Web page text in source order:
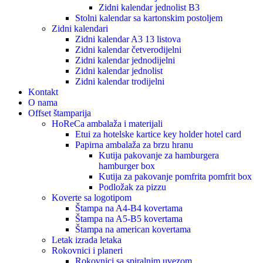
Zidni kalendar jednolist B3
Stolni kalendar sa kartonskim postoljem
Zidni kalendari
Zidni kalendar A3 13 listova
Zidni kalendar četverodijelni
Zidni kalendar jednodijelni
Zidni kalendar jednolist
Zidni kalendar trodijelni
Kontakt
O nama
Offset štamparija
HoReCa ambalaža i materijali
Etui za hotelske kartice key holder hotel card
Papirna ambalaža za brzu hranu
Kutija pakovanje za hamburgera
hamburger box
Kutija za pakovanje pomfrita pomfrit box
Podložak za pizzu
Koverte sa logotipom
Štampa na A4-B4 kovertama
Štampa na A5-B5 kovertama
Štampa na american kovertama
Letak izrada letaka
Rokovnici i planeri